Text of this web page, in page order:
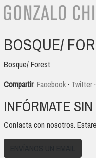
BOSQUE/
Bosque/ Forest
Compartir: Facebook· Twitter·
INFÓRMATE
Contacta con nosotros.